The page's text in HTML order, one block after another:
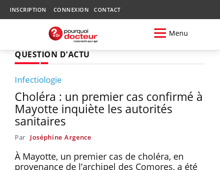
INSCRIPTION CONNEXION CONTACT
Menu
QUESTION D'ACTU
Infectiologie
Choléra : un premier cas confirmé à
Mayotte inquiète les autorités
sanitaires
Par Joséphine Argence
À Mayotte, un premier cas de choléra, en
provenance de l’archipel des Comores, a été